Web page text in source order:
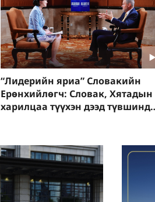
“Лидерийн яриа” Словакийн
Ерөнхийлөгч: Словак, Хятадын
харилцаа түүхэн дээд түвшинд